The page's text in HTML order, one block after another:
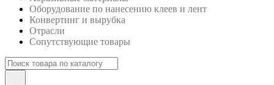
Оборудование по нанесению клеев и лент
Конвертинг и вырубка
Отрасли
Сопутствующие товары